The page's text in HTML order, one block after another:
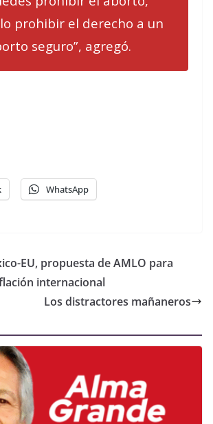
prohibir el derecho a un
seguro”, agregó.
WhatsApp
EU, propuesta de AMLO para
internacional
Los distractores mañaneros